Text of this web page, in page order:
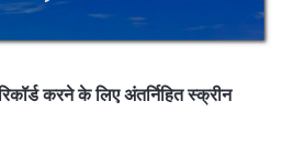
करने के लिए अंतर्निहित स्क्रीन